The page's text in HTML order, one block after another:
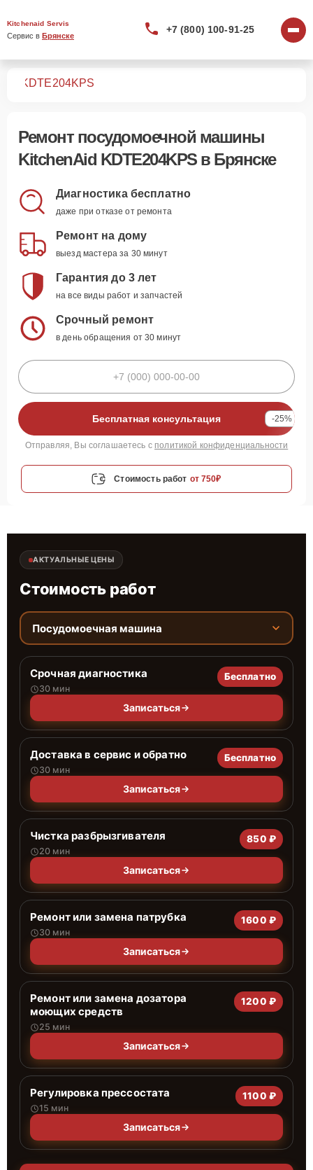
Kitchenaid Servis
Сервис в Брянске
+7 (800) 100-91-25
KDTE204KPS
Ремонт посудомоечной машины
KitchenAid KDTE204KPSв Брянске
Диагностика бесплатно
даже при отказе от ремонта
Ремонт на дому
выезд мастера за 30 минут
Гарантия до 3 лет
на все виды работ и запчастей
Срочный ремонт
в день обращения от 30 минут
Бесплатная консультация -25%
Отправляя, Вы соглашаетесь с политикой конфиденциальности
Стоимость работ от 750₽
АКТУАЛЬНЫЕ ЦЕНЫ
Стоимость работ
Посудомоечная машина
Срочная диагностика
30 мин
Бесплатно
Записаться
Доставка в сервис и обратно
30 мин
Бесплатно
Записаться
Чистка разбрызгивателя
20 мин
850 ₽
Записаться
Ремонт или замена патрубка
30 мин
1600 ₽
Записаться
Ремонт или замена дозатора
моющих средств
25 мин
1200 ₽
Записаться
Регулировка прессостата
15 мин
1100 ₽
Записаться